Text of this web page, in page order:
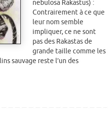
nebulosa Rakastus) :
Contrairement à ce que
leur nom semble
impliquer, ce ne sont
pas des Rakastas de
grande taille comme les
sauvage reste l’un des